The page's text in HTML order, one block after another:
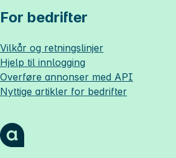
For bedrifter
Vilkår og retningslinjer
Hjelp til innlogging
Overføre annonser med API
Nyttige artikler for bedrifter